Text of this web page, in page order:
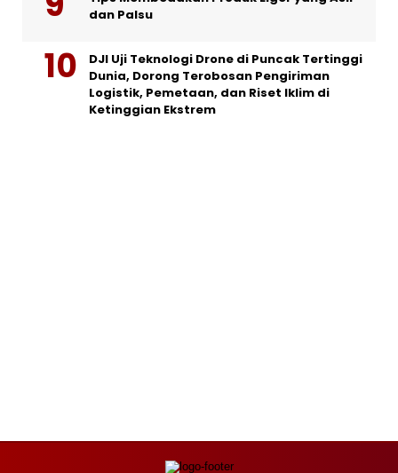
dan Palsu
DJI Uji Teknologi Drone di Puncak Tertinggi
Dunia, Dorong Terobosan Pengiriman
Logistik, Pemetaan, dan Riset Iklim di
Ketinggian Ekstrem